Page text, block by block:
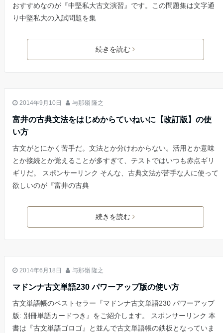
おすすめなのが『中堅私大古文演習』です。この問題集は文字通
り中堅私大の入試問題を集
続きを読む
2014年9月10日
与那嶺 隆之
富井の古典文法をはじめからていねいに【改訂版】の使
い方
古文がとにかく苦手だ。文法とか分けわからない。活用とか意味
とか接続とか覚えることが多すぎて、テストではいつも赤点ギリ
ギリだ。 スポンサーリンク そんな、古典文法が苦手な人に使って
欲しいのが『富井の古典
続きを読む
2014年6月18日
与那嶺 隆之
マドンナ古文単語230 パワーアップ版の使い方
古文単語帳のベストセラー『マドンナ古文単語230 パワーアップ
版: 別冊単語カードつき』をご紹介します。 スポンサーリンク 本
書は『古文単語ゴロゴ』と並んで古文単語帳の鉄板となっていま